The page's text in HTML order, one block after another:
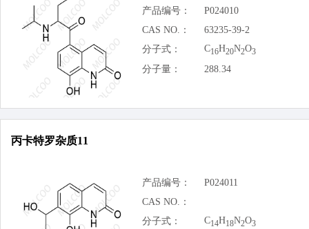
产品编号：
P024010
CAS NO.：
63235-39-2
分子式：
C16H20N2O3
分子量： 288.34
丙卡特罗杂质11
产品编号：
P024011
CAS NO.：
分子式：
C14H18N2O3